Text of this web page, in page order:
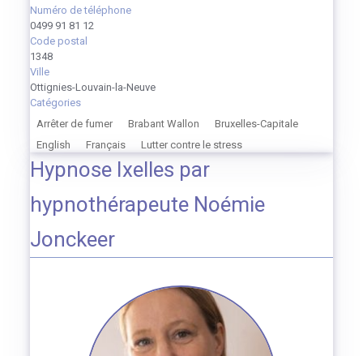
Numéro de téléphone
0499 91 81 12
Code postal
1348
Ville
Ottignies-Louvain-la-Neuve
Catégories
Arrêter de fumer
Brabant Wallon
Bruxelles-Capitale
English
Français Lutter contre le stress
Hypnose Ixelles par
hypnothérapeute Noémie
Jonckeer